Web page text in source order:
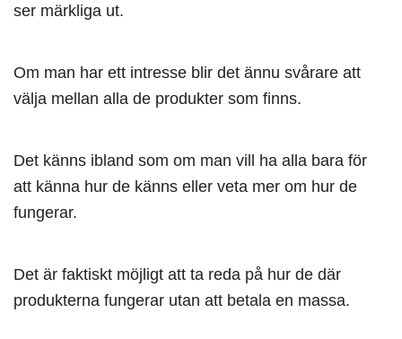
ser märkliga ut.
Om man har ett intresse blir det ännu svårare att
välja mellan alla de produkter som finns.
Det känns ibland som om man vill ha alla bara för
att känna hur de känns eller veta mer om hur de
fungerar.
Det är faktiskt möjligt att ta reda på hur de där
produkterna fungerar utan att betala en massa.